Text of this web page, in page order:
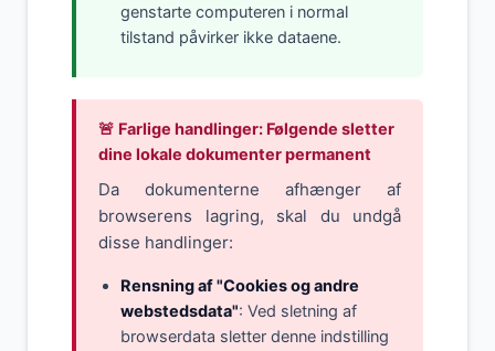
genstarte computeren i normal
tilstand påvirker ikke dataene.
🚨 Farlige handlinger: Følgende sletter
dine lokale dokumenter permanent
Da dokumenterne afhænger af
browserens lagring, skal du undgå
disse handlinger:
Rensning af "Cookies og andre
webstedsdata": Ved sletning af
browserdata sletter denne indstilling